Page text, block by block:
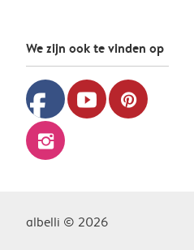
We zijn ook te vinden op
facebook youtube pinterest
instagram
albelli © 2026